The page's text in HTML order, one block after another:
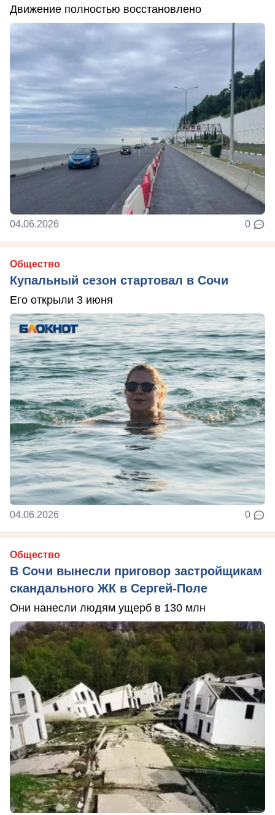
Движение полностью восстановлено
04.06.2026 0
Общество
Купальный сезон стартовал в Сочи
Его открыли 3 июня
04.06.2026 0
Общество
В Сочи вынесли приговор застройщикам
скандального ЖК в Сергей-Поле
Они нанесли людям ущерб в 130 млн